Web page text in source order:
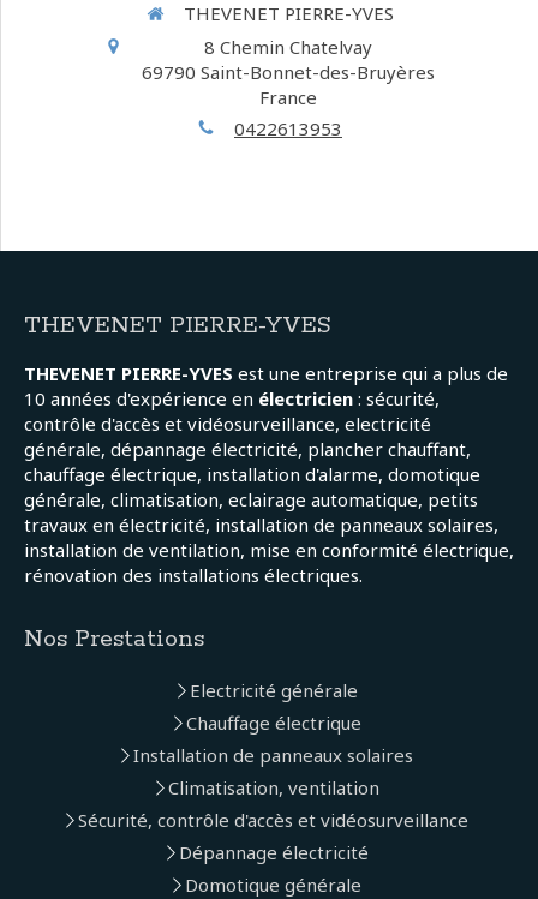
THEVENET PIERRE-YVES
8 Chemin Chatelvay
69790 Saint-Bonnet-des-Bruyères
France
0422613953
THEVENET PIERRE-YVES
THEVENET PIERRE-YVES est une entreprise qui a plus de
10 années d'expérience en électricien : sécurité,
contrôle d'accès et vidéosurveillance, electricité
générale, dépannage électricité, plancher chauffant,
chauffage électrique, installation d'alarme, domotique
générale, climatisation, eclairage automatique, petits
travaux en électricité, installation de panneaux solaires,
installation de ventilation, mise en conformité électrique,
rénovation des installations électriques.
Nos Prestations
Electricité générale
Chauffage électrique
Installation de panneaux solaires
Climatisation, ventilation
Sécurité, contrôle d'accès et vidéosurveillance
Dépannage électricité
Domotique générale